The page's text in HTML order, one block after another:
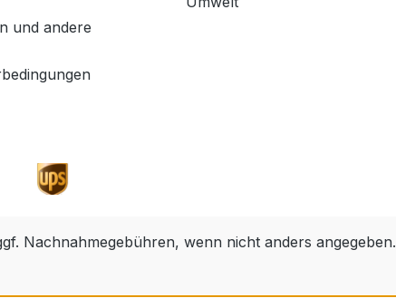
und andere
Nachnahmegebühren, wenn nicht anders angegeben.